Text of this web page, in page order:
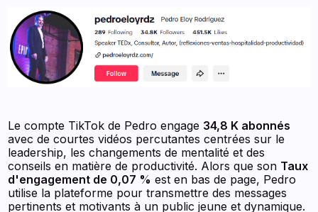
Le compte TikTok de Pedro engage 34,8 K abonnés
avec de courtes vidéos percutantes centrées sur le
leadership, les changements de mentalité et des
conseils en matière de productivité. Alors que son Taux
d'engagement de 0,07 % est en bas de page, Pedro
utilise la plateforme pour transmettre des messages
pertinents et motivants à un public jeune et dynamique.